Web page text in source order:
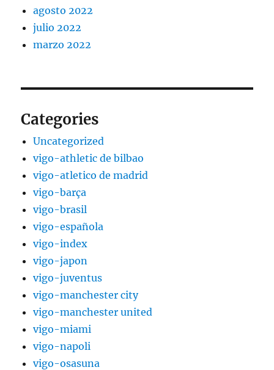
agosto 2022
julio 2022
marzo 2022
Categories
Uncategorized
vigo-athletic de bilbao
vigo-atletico de madrid
vigo-barça
vigo-brasil
vigo-española
vigo-index
vigo-japon
vigo-juventus
vigo-manchester city
vigo-manchester united
vigo-miami
vigo-napoli
vigo-osasuna